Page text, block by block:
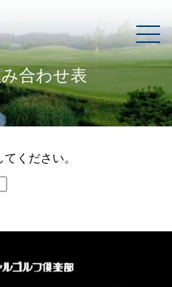
合わせ表
ください。